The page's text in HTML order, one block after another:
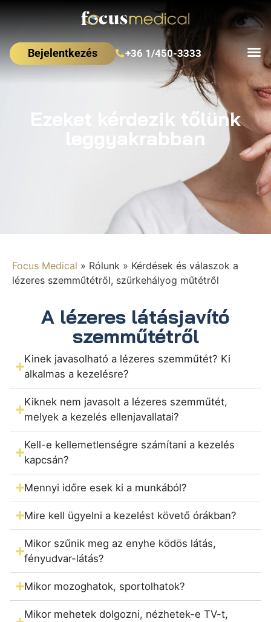
Bejelentkezés +36 1/450-3333
Ezeket kérdezik tőlünk
leggyakrabban
Focus Medical » Rólunk » Kérdések és válaszok a
lézeres szemműtétről, szürkehályog műtétről
A lézeres látásjavító
szemműtétről
Kinek javasolható a lézeres szemműtét? Ki
alkalmas a kezelésre?
Kiknek nem javasolt a lézeres szemműtét,
melyek a kezelés ellenjavallatai?
Kell-e kellemetlenségre számítani a kezelés
kapcsán?
Mennyi időre esek ki a munkából?
Mire kell ügyelni a kezelést követő órákban?
Mikor szűnik meg az enyhe ködös látás,
fényudvar-látás?
Mikor mozoghatok, sportolhatok?
Mikor mehetek dolgozni, nézhetek-e TV-t,